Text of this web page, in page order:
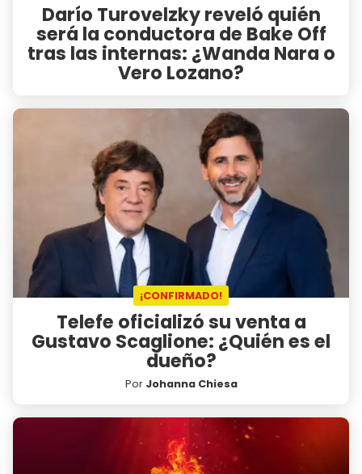
Darío Turovelzky reveló quién
será la conductora de Bake Off
tras las internas: ¿Wanda Nara o
Vero Lozano?
¡CONFIRMADO!
Telefe oficializó su venta a
Gustavo Scaglione: ¿Quién es el
dueño?
Por Johanna Chiesa